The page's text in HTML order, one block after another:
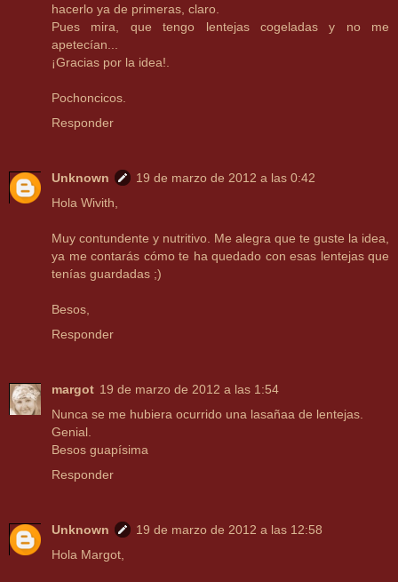
hacerlo ya de primeras, claro.
Pues mira, que tengo lentejas cogeladas y no me
apetecían...
¡Gracias por la idea!.
Pochoncicos.
Responder
Unknown
19 de marzo de 2012 a las 0:42
Hola Wivith,
Muy contundente y nutritivo. Me alegra que te guste la idea,
ya me contarás cómo te ha quedado con esas lentejas que
tenías guardadas ;)
Besos,
Responder
margot 19 de marzo de 2012 a las 1:54
Nunca se me hubiera ocurrido una lasañaa de lentejas.
Genial.
Besos guapísima
Responder
Unknown
19 de marzo de 2012 a las 12:58
Hola Margot,